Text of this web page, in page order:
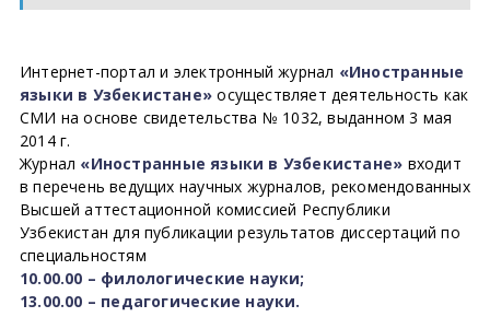
Интернет-портал и электронный журнал «Иностранные
языки в Узбекистане» осуществляет деятельность как
СМИ на основе свидетельства № 1032, выданном 3 мая
2014 г.
Журнал «Иностранные языки в Узбекистане» входит
в перечень ведущих научных журналов, рекомендованных
Высшей аттестационной комиссией Республики
Узбекистан для публикации результатов диссертаций по
специальностям
10.00.00 – филологические науки;
13.00.00 – педагогические науки.